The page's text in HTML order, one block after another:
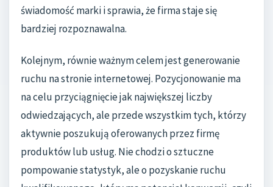
świadomość marki i sprawia, że firma staje się
bardziej rozpoznawalna.
Kolejnym, równie ważnym celem jest generowanie
ruchu na stronie internetowej. Pozycjonowanie ma
na celu przyciągnięcie jak największej liczby
odwiedzających, ale przede wszystkim tych, którzy
aktywnie poszukują oferowanych przez firmę
produktów lub usług. Nie chodzi o sztuczne
pompowanie statystyk, ale o pozyskanie ruchu